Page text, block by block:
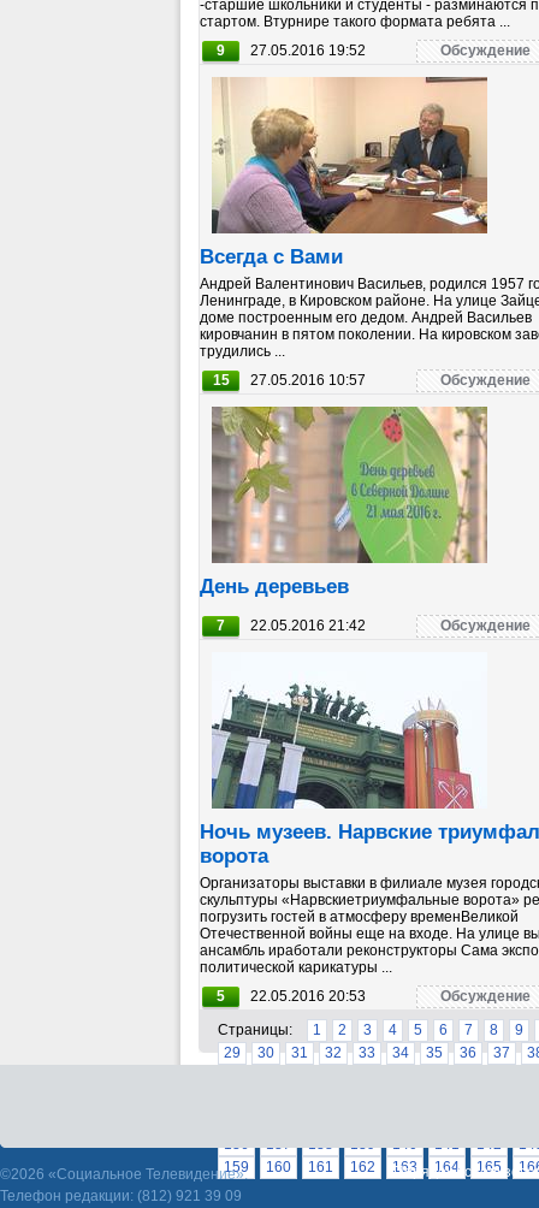
-старшие школьники и студенты - разминаются
стартом. Втурнире такого формата ребята ...
9
27.05.2016 19:52 Обсуждение
Всегда с Вами
Андрей Валентинович Васильев, родился 1957
Ленинграде, в Кировском районе. На улице
доме построенным его дедом. Андрей Васильев
кировчанин в пятом поколении. На кировском
трудились ...
15
27.05.2016 10:57 Обсуждение
День деревьев
7 22.05.2016 21:42 Обсуждение
Ночь музеев. Нарвские
ворота
Организаторы выставки в филиале музея
скульптуры «Нарвскиетриумфальные ворота»
погрузить гостей в атмосферу временВеликой
Отечественной войны еще на входе. На улице
ансамбль иработали реконструкторы Сама
политической карикатуры ...
5
22.05.2016 20:53
Обсуждение
Страницы:
1 2 3 4 5 6 7 8
9
29
30 31 32 33 34 35 36 37
136
137 138 139 140 141 142
159
160 161 162 163 164 165
©2026 «Социальное Телевидение».
Телефон редакции: (812) 921 39 09
Порядок